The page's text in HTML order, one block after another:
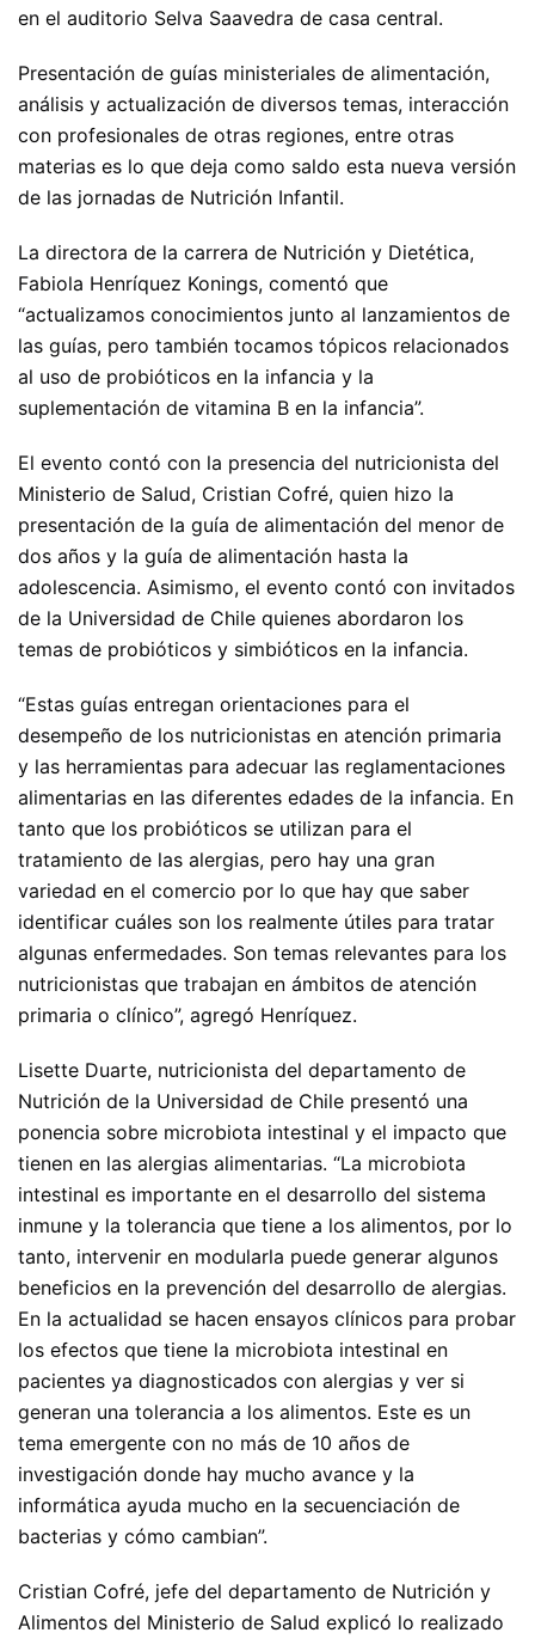
en el auditorio Selva Saavedra de casa central.
Presentación de guías ministeriales de alimentación,
análisis y actualización de diversos temas, interacción
con profesionales de otras regiones, entre otras
materias es lo que deja como saldo esta nueva versión
de las jornadas de Nutrición Infantil.
La directora de la carrera de Nutrición y Dietética,
Fabiola Henríquez Konings, comentó que
“actualizamos conocimientos junto al lanzamientos de
las guías, pero también tocamos tópicos relacionados
al uso de probióticos en la infancia y la
suplementación de vitamina B en la infancia”.
El evento contó con la presencia del nutricionista del
Ministerio de Salud, Cristian Cofré, quien hizo la
presentación de la guía de alimentación del menor de
dos años y la guía de alimentación hasta la
adolescencia. Asimismo, el evento contó con invitados
de la Universidad de Chile quienes abordaron los
temas de probióticos y simbióticos en la infancia.
“Estas guías entregan orientaciones para el
desempeño de los nutricionistas en atención primaria
y las herramientas para adecuar las reglamentaciones
alimentarias en las diferentes edades de la infancia. En
tanto que los probióticos se utilizan para el
tratamiento de las alergias, pero hay una gran
variedad en el comercio por lo que hay que saber
identificar cuáles son los realmente útiles para tratar
algunas enfermedades. Son temas relevantes para los
nutricionistas que trabajan en ámbitos de atención
primaria o clínico”, agregó Henríquez.
Lisette Duarte, nutricionista del departamento de
Nutrición de la Universidad de Chile presentó una
ponencia sobre microbiota intestinal y el impacto que
tienen en las alergias alimentarias. “La microbiota
intestinal es importante en el desarrollo del sistema
inmune y la tolerancia que tiene a los alimentos, por lo
tanto, intervenir en modularla puede generar algunos
beneficios en la prevención del desarrollo de alergias.
En la actualidad se hacen ensayos clínicos para probar
los efectos que tiene la microbiota intestinal en
pacientes ya diagnosticados con alergias y ver si
generan una tolerancia a los alimentos. Este es un
tema emergente con no más de 10 años de
investigación donde hay mucho avance y la
informática ayuda mucho en la secuenciación de
bacterias y cómo cambian”.
Cristian Cofré, jefe del departamento de Nutrición y
Alimentos del Ministerio de Salud explicó lo realizado